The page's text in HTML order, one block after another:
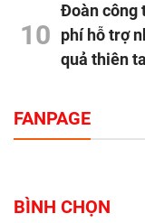
10
Đoàn công
phí hỗ trợ
quả thiên
FANPAGE
BÌNH CHỌN